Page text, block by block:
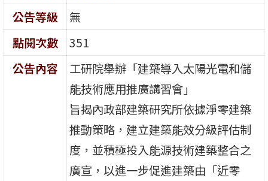
公告等級
無
點閱次數
351
公告內容
工研院舉辦「建築導入太陽光電和儲
能技術應用推廣講習會」
旨揭內政部建築研究所依據淨零建築
推動策略，建立建築能效分級評估制
度，並積極投入能源技術建築整合之
廣宣，以進一步促進建築由「近零